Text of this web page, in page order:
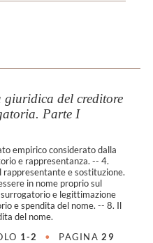
giuridica del creditore
Parte I
empirico considerato dalla
e rappresentanza. -- 4.
rappresentante e sostituzione.
in nome proprio sul
e legittimazione
e spendita del nome. -- 8. Il
del nome.
1-2 • PAGINA29